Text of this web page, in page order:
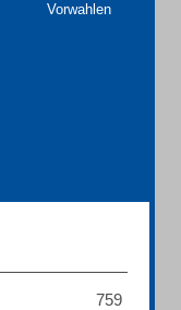
Vorwahlen
759